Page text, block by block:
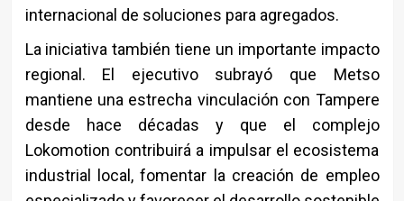
internacional de soluciones para agregados.
La iniciativa también tiene un importante impacto
regional. El ejecutivo subrayó que Metso
mantiene una estrecha vinculación con Tampere
desde hace décadas y que el complejo
Lokomotion contribuirá a impulsar el ecosistema
industrial local, fomentar la creación de empleo